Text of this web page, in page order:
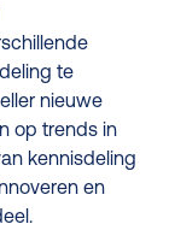
te
nieuwe
op trends in
kennisdeling
en